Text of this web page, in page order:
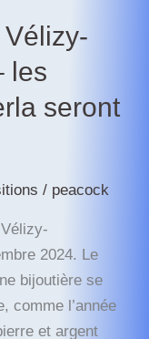
les
seront
/ peacock
2024. Le
bijoutière se
comme l’année
et argent